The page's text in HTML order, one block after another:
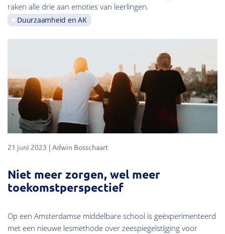
raken alle drie aan emoties van leerlingen.
Duurzaamheid en AK
21 juni 2023 Adwin Bosschaart
Niet meer zorgen, wel meer
toekomstperspectief
Op een Amsterdamse middelbare school is geëxperimenteerd
met een nieuwe lesmethode over zeespiegelstijging voor